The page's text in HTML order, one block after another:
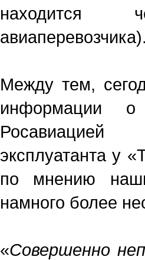
находится
Между тем,
информации
эксплуатанта у
по мнению
намного более
«Совершенно